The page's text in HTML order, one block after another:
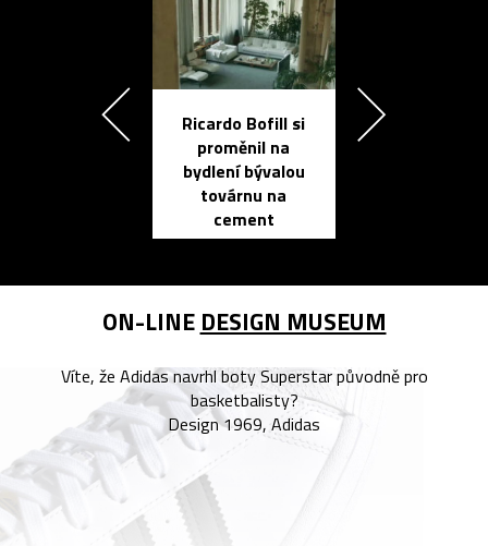
Ricardo Bofill si
proměnil na
bydlení bývalou
továrnu na
cement
ON-LINE DESIGN MUSEUM
Víte, že Adidas navrhl boty Superstar původně pro
basketbalisty?
Design 1969, Adidas